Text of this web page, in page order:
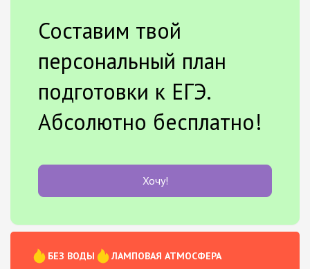
Составим твой
персональный план
подготовки к ЕГЭ.
Абсолютно бесплатно!
Хочу!
БЕЗ ВОДЫ
ЛАМПОВАЯ АТМОСФЕРА